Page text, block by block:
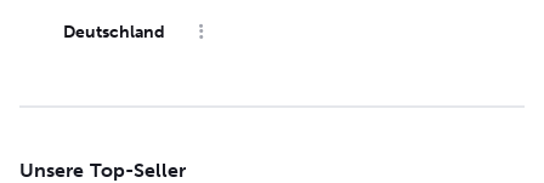
Deutschland
Unsere Top-Seller